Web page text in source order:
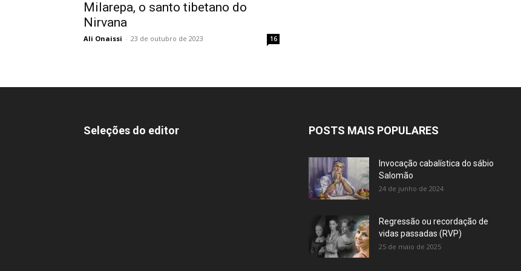
Milarepa, o santo tibetano do
Nirvana
Ali Onaissi - 23 de outubro de 2023 16
Seleções do editor POSTS MAIS POPULARES
Invocação cabalística do sábio
Salomão
24 de junho de 2024
Regressão ou recordação de
vidas passadas (RVP)
25 de maio de 2025